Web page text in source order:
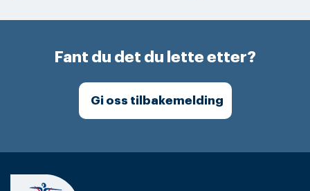
Fant du det du lette etter?
Gi oss tilbakemelding